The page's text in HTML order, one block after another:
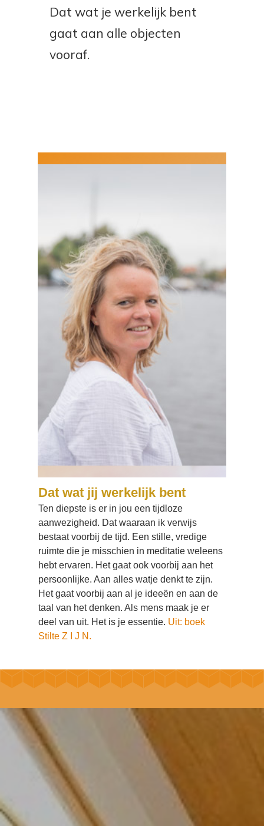
Dat wat je werkelijk bent
gaat aan alle objecten
vooraf.
Dat wat jij werkelijk bent
Ten diepste is er in jou een tijdloze
aanwezigheid. Dat waaraan ik verwijs
bestaat voorbij de tijd. Een stille, vredige
ruimte die je misschien in meditatie weleens
hebt ervaren. Het gaat ook voorbij aan het
persoonlijke. Aan alles watje denkt te zijn.
Het gaat voorbij aan al je ideeën en aan de
taal van het denken. Als mens maak je er
deel van uit. Het is je essentie. Uit: boek
Stilte Z I J N.